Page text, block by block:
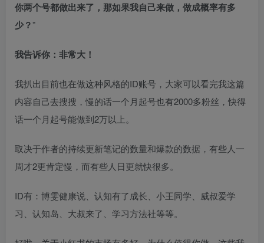
你两个号都做出来了，那如果我自己来做，做成概率有多
少？”​
我告诉你：非常大！
我扒出目前也在做这种风格的ID账号，大家可以看完我这篇
内容自己去搜搜，慢的话一个月起号也有2000多粉丝，快得
话一个月起号能做到2万以上。​
取决于作者的持续更新笔记的数量和爆款的数据，有些人一
周才2更肯定慢，而有些人日更就快很多。​
ID有：博雯健康说、认知有了成长、小王同学、威叔爱学
习、认知岛、大叔来了、学习方法社等等。​